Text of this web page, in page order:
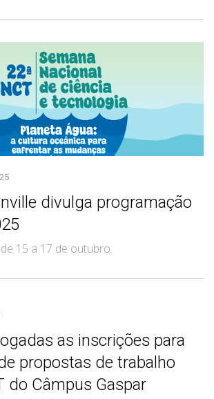
divulga programação
15 a 17 de outubro.
as inscrições para
propostas de trabalho
do Câmpus Gaspar